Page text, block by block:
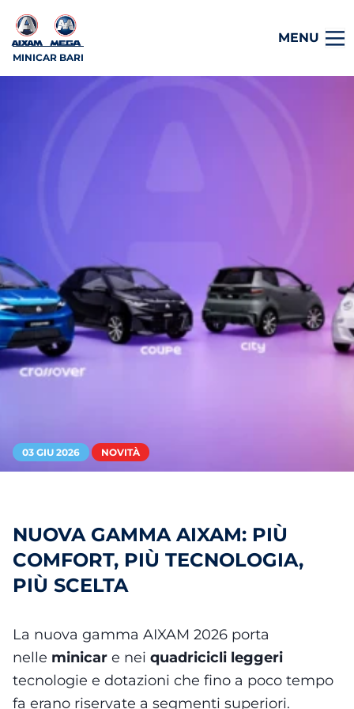
MINICAR BARI
MENU
03 GIU 2026 NOVITÀ
NUOVA GAMMA AIXAM: PIÙ
COMFORT, PIÙ TECNOLOGIA,
PIÙ SCELTA
La nuova gamma AIXAM 2026 porta
nelle minicar e nei quadricicli leggeri
tecnologie e dotazioni che fino a poco tempo
fa erano riservate a segmenti superiori.